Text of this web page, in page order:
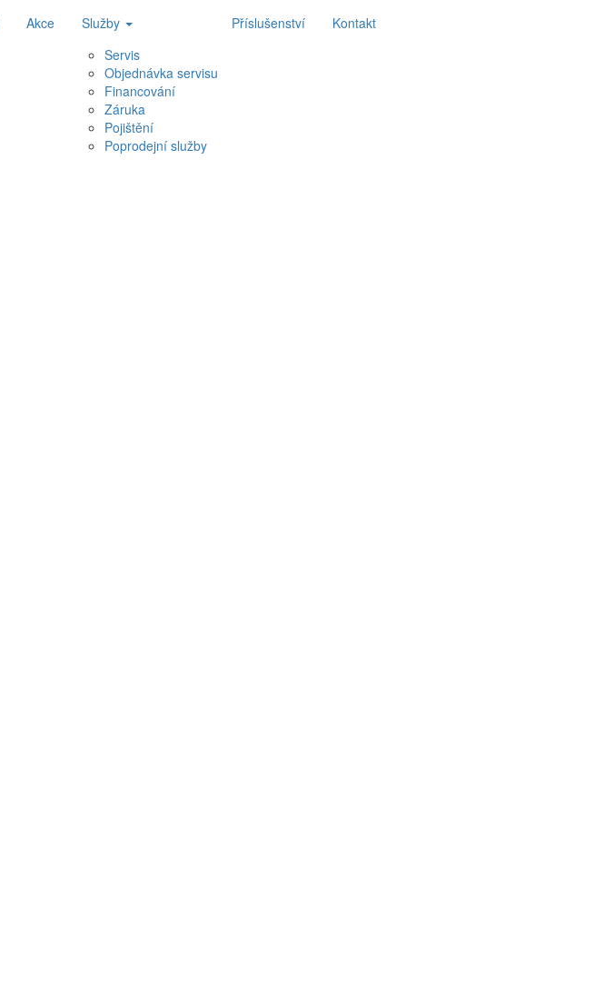
Akce
Služby
Servis
Objednávka servisu
Financování
Záruka
Pojištění
Poprodejní služby
Příslušenství Kontakt